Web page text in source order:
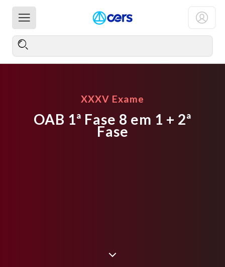
XXXV Exame
OAB 1ª Fase 8 em 1 + 2ª
Fase